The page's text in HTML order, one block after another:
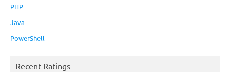
PHP
Java
PowerShell
Recent Ratings